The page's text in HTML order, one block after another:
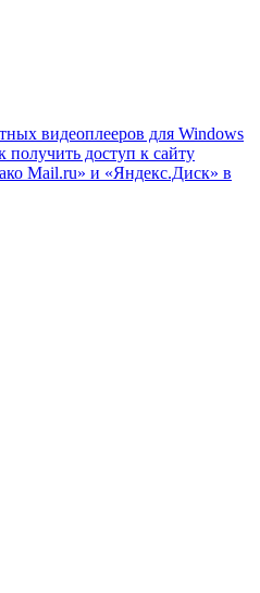
видеоплееров для Windows
получить доступ к сайту
Mail.ru» и «Яндекс.Диск» в